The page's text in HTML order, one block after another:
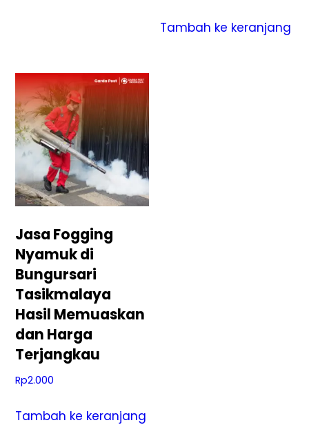
Tambah ke keranjang
Jasa Fogging
Nyamuk di
Bungursari
Tasikmalaya
Hasil Memuaskan
dan Harga
Terjangkau
Rp2.000
Tambah ke keranjang